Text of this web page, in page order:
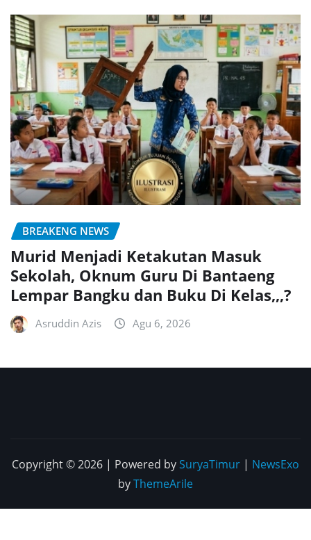
BREAKENG NEWS
Murid Menjadi Ketakutan Masuk
Sekolah, Oknum Guru Di Bantaeng
Lempar Bangku dan Buku Di Kelas,,,?
Asruddin Azis Agu 6, 2026
Copyright © 2026 | Powered bySuryaTimur | NewsExo
byThemeArile